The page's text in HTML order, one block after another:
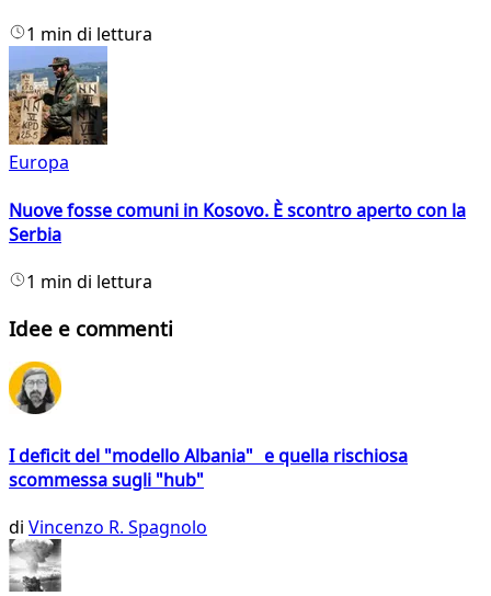
1 min di lettura
Europa
Nuove fosse comuni in Kosovo. È scontro aperto con la
Serbia
1 min di lettura
Idee e commenti
I deficit del "modello Albania" e quella rischiosa
scommessa sugli "hub"
di Vincenzo R. Spagnolo